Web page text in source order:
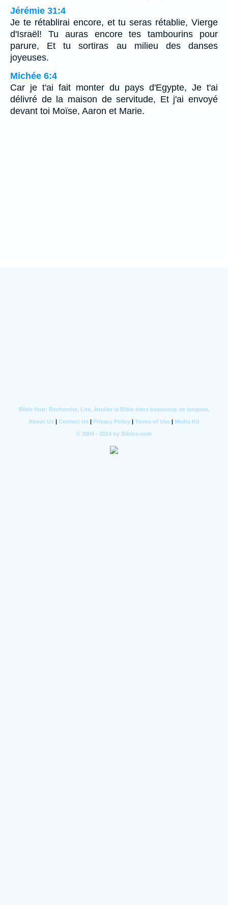
Jérémie 31:4
Je te rétablirai encore, et tu seras rétablie, Vierge
d'Israël! Tu auras encore tes tambourins pour
parure, Et tu sortiras au milieu des danses
joyeuses.
Michée 6:4
Car je t'ai fait monter du pays d'Egypte, Je t'ai
délivré de la maison de servitude, Et j'ai envoyé
devant toi Moïse, Aaron et Marie.